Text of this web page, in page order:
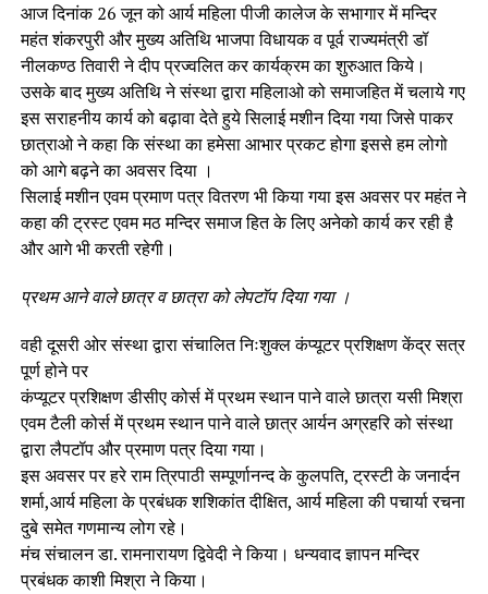
आज दिनांक 26 जून को आर्य महिला पीजी कालेज के सभागार में मन्दिर
महंत शंकरपुरी और मुख्य अतिथि भाजपा विधायक व पूर्व राज्यमंत्री डॉ
नीलकण्ठ तिवारी ने दीप प्रज्वलित कर कार्यक्रम का शुरुआत किये।
उसके बाद मुख्य अतिथि ने संस्था द्वारा महिलाओ को समाजहित में चलाये गए
इस सराहनीय कार्य को बढ़ावा देते हुये सिलाई मशीन दिया गया जिसे पाकर
छात्राओ ने कहा कि संस्था का हमेसा आभार प्रकट होगा इससे हम लोगो
को आगे बढ़ने का अवसर दिया ।
सिलाई मशीन एवम प्रमाण पत्र वितरण भी किया गया इस अवसर पर महंत ने
कहा की ट्रस्ट एवम मठ मन्दिर समाज हित के लिए अनेको कार्य कर रही है
और आगे भी करती रहेगी।
प्रथम आने वाले छात्र व छात्रा को लेपटॉप दिया गया ।
वही दूसरी ओर संस्था द्वारा संचालित निःशुक्ल कंप्यूटर प्रशिक्षण केंद्र सत्र
पूर्ण होने पर
कंप्यूटर प्रशिक्षण डीसीए कोर्स में प्रथम स्थान पाने वाले छात्रा यसी मिश्रा
एवम टैली कोर्स में प्रथम स्थान पाने वाले छात्र आर्यन अग्रहरि को संस्था
द्वारा लैपटॉप और प्रमाण पत्र दिया गया।
इस अवसर पर हरे राम त्रिपाठी सम्पूर्णानन्द के कुलपति, ट्रस्टी के जनार्दन
शर्मा,आर्य महिला के प्रबंधक शशिकांत दीक्षित, आर्य महिला की पचार्या रचना
दुबे समेत गणमान्य लोग रहे।
मंच संचालन डा. रामनारायण द्विवेदी ने किया। धन्यवाद ज्ञापन मन्दिर
प्रबंधक काशी मिश्रा ने किया।